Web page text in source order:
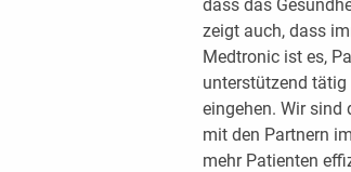
dass das
zeigt auch, dass
Medtronic ist es,
unterstützend
eingehen. Wir sind
mit den Partnern
mehr Patienten